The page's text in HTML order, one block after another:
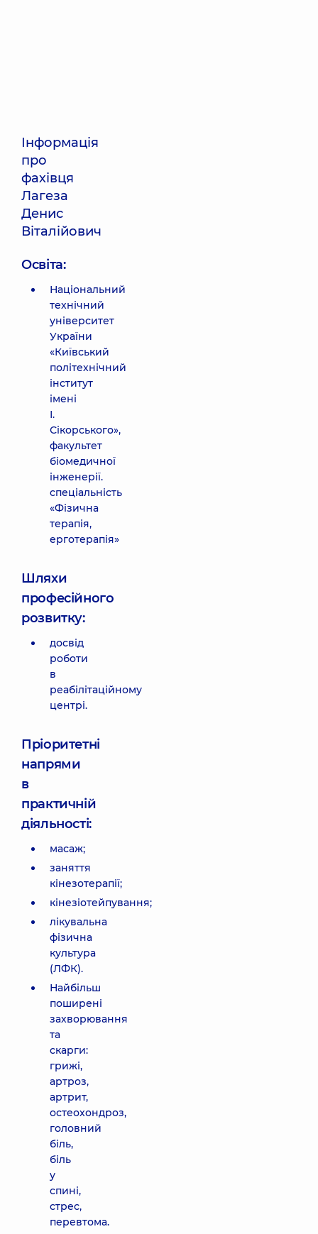
Інформація
про
фахівця
Лагеза
Денис
Віталійович
Освіта:
Національний
технічний
університет
України
«Київський
політехнічний
інститут
імені
І.
Сікорського»,
факультет
біомедичної
інженерії.
спеціальність
«Фізична
терапія,
ерготерапія»
Шляхи
професійного
розвитку:
досвід
роботи
в
реабілітаційному
центрі.
Пріоритетні
напрями
в
практичній
діяльності:
масаж;
заняття
кінезотерапії;
кінезіотейпування;
лікувальна
фізична
культура
(ЛФК).
Найбільш
поширені
захворювання
та
скарги:
грижі,
артроз,
артрит,
остеохондроз,
головний
біль,
біль
у
спині,
стрес,
перевтома.